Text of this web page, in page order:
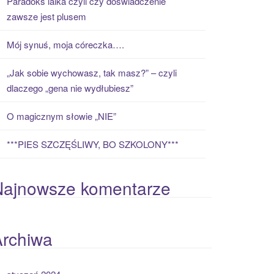
zawsze jest plusem
Mój synuś, moja córeczka….
„Jak sobie wychowasz, tak masz?” – czyli
dlaczego „gena nie wydłubiesz”
O magicznym słowie „NIE”
***PIES SZCZĘŚLIWY, BO SZKOLONY***
komentarze